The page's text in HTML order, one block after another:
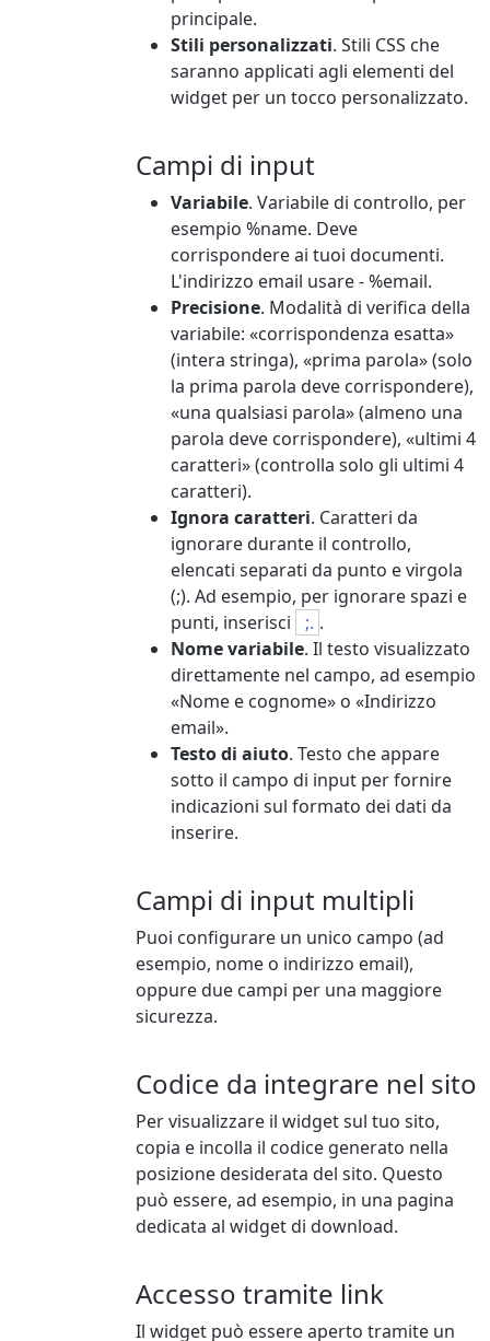
principale.
Stili personalizzati. Stili CSS che
saranno applicati agli elementi del
widget per un tocco personalizzato.
Campi di input
Variabile. Variabile di controllo, per
esempio %name. Deve
corrispondere ai tuoi documenti.
L'indirizzo email usare - %email.
Precisione. Modalità di verifica della
variabile: «corrispondenza esatta»
(intera stringa), «prima parola» (solo
la prima parola deve corrispondere),
«una qualsiasi parola» (almeno una
parola deve corrispondere), «ultimi 4
caratteri» (controlla solo gli ultimi 4
caratteri).
Ignora caratteri. Caratteri da
ignorare durante il controllo,
elencati separati da punto e virgola
(;). Ad esempio, per ignorare spazi e
punti, inserisci
;. .
Nome variabile. Il testo visualizzato
direttamente nel campo, ad esempio
«Nome e cognome» o «Indirizzo
email».
Testo di aiuto. Testo che appare
sotto il campo di input per fornire
indicazioni sul formato dei dati da
inserire.
Campi di input multipli
Puoi configurare un unico campo (ad
esempio, nome o indirizzo email),
oppure due campi per una maggiore
sicurezza.
Codice da integrare nel sito
Per visualizzare il widget sul tuo sito,
copia e incolla il codice generato nella
posizione desiderata del sito. Questo
può essere, ad esempio, in una pagina
dedicata al widget di download.
Accesso tramite link
Il widget può essere aperto tramite un